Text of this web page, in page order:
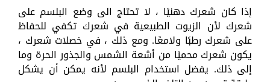
إذا كان شعرك دهنيًا ، لا تحتاج الى وضع البلسم على
شعرك لأن الزيوت الطبيعية في شعرك تكفي للحفاظ
على شعرك رطبًا ولامعًا. ومع ذلك ، في خصلات شعرك ،
يكون شعرك محميًا من أشعة الشمس والجذور الحرة وما
إلى ذلك. يفضل استخدام البلسم لأنه يمكن أن يشكل